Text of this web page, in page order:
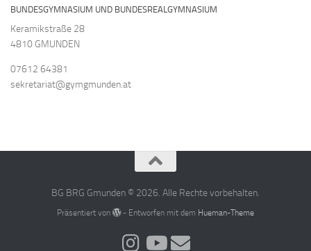
BUNDESGYMNASIUM UND BUNDESREALGYMNASIUM
Keramikstraße 28
4810 GMUNDEN
07612 64381
sekretariat@gymgmunden.at
BG BRG Gmunden © 2026. Alle Rechte vorbehalten.
Präsentiert von - Entworfen mit dem Hueman-Theme